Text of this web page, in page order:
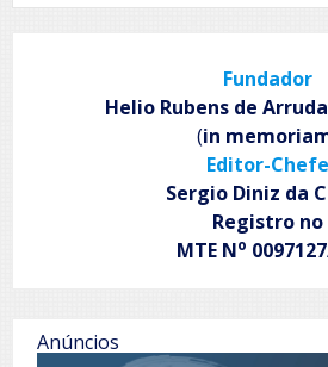
instintiva
Fundador
Helio Rubens de
(in
Editor-Chefe
Sergio Diniz da
Registro no
MTE No
Anúncios